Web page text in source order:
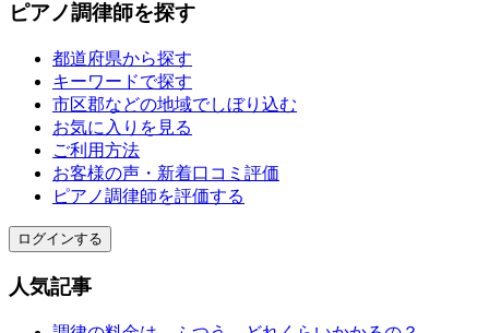
ピアノ調律師を探す
都道府県から探す
キーワードで探す
市区郡などの地域でしぼり込む
お気に入りを見る
ご利用方法
お客様の声・新着口コミ評価
ピアノ調律師を評価する
ログインする
人気記事